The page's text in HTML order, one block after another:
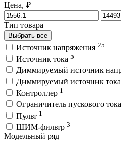
Цена, ₽
Тип товара
Выбрать все
Источник напряжения 25
Источник тока 5
Диммируемый источник
Диммируемый источник тока
Контроллер 1
Ограничитель пускового тока
Пульт 1
ШИМ-фильтр 3
Модельный ряд